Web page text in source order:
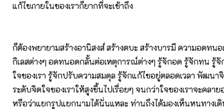
แก้ไขภายในของเราก็ยากที่จะเข้าถึง
ก็ต้องพยายามสร้างอานิสงส์ สร้างตบะ สร้างบารมี ความอดท
กิเลสต่างๆ อดทนอดกลั้นต่อเหตุการณ์ต่างๆ รู้จักอด รู้จักทน รู้
ใจของเรา รู้จักปรับความสมดุล รู้จักแก้ไขอยู่ตลอดเวลา พัฒนา
ระดับจิตใจของเราให้สูงขึ้นไปเรื่อยๆ จนกว่าใจของเราจะคลา
หรือว่าแยกรูปแยกนามได้นั่นแหละ ท่านถึงได้มองเห็นหนทางเ